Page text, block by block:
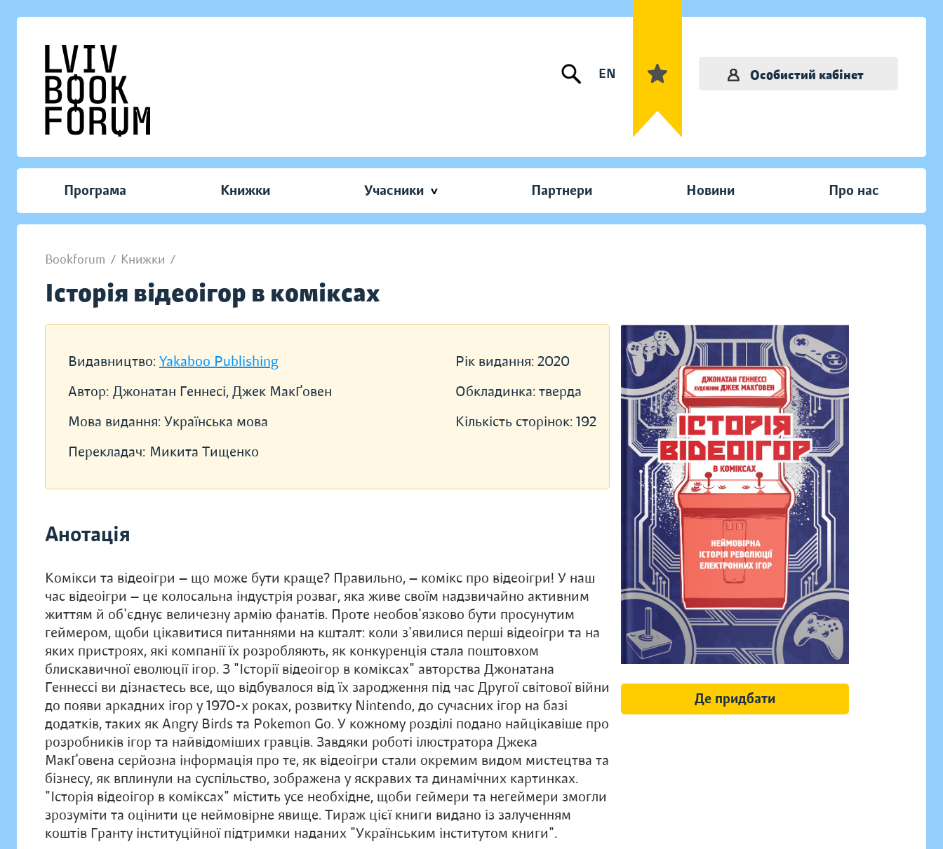
EN Особистий кабінет
Програма Книжки Учасники Партнери Новини Про нас
Bookforum / Книжки /
Історія відеоігор в коміксах
Видавництво: Yakaboo Publishing
Автор: Джонатан Геннесі, Джек МакҐовен
Мова видання: Українська мова
Перекладач: Микита Тищенко
Рік видання: 2020
Обкладинка: тверда
Кількість сторінок: 192
Анотація
Комікси та відеоігри — що може бути краще? Правильно, — комікс про відеоігри! У наш
час відеоігри — це колосальна індустрія розваг, яка живе своїм надзвичайно активним
життям й об'єднує величезну армію фанатів. Проте необов'язково бути просунутим
геймером, щоби цікавитися питаннями на кшталт: коли з'явилися перші відеоігри та на
яких пристроях, які компанії їх розробляють, як конкуренція стала поштовхом
блискавичної еволюції ігор. З "Історії відеоігор в коміксах" авторства Джонатана
Геннессі ви дізнаєтесь все, що відбувалося від їх зародження під час Другої світової війни
до появи аркадних ігор у 1970-х роках, розвитку Nintendo, до сучасних ігор на базі
додатків, таких як Angry Birds та Pokemon Go. У кожному розділі подано найцікавіше про
розробників ігор та найвідоміших гравців. Завдяки роботі ілюстратора Джека
МакҐовена серйозна інформація про те, як відеоігри стали окремим видом мистецтва та
бізнесу, як вплинули на суспільство, зображена у яскравих та динамічних картинках.
"Історія відеоігор в коміксах" містить усе необхідне, щоби геймери та негеймери змогли
зрозуміти та оцінити це неймовірне явище. Тираж цієї книги видано із залученням
коштів Гранту інституційної підтримки наданих "Українським інститутом книги".
Де придбати